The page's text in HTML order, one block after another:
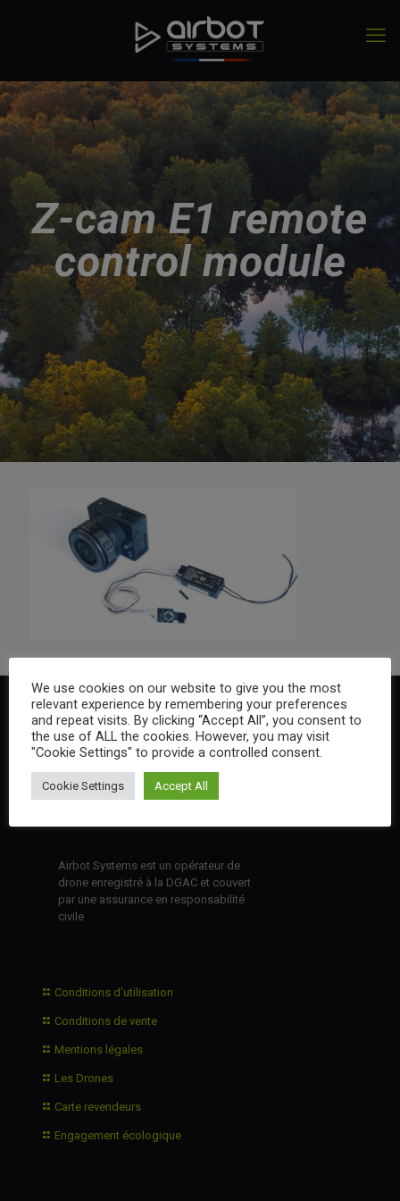
Z-cam E1 remote
control module
Airbot Systems est un opérateur de
drone enregistré à la DGAC et couvert
par une assurance en responsabilité
civile
Conditions d'utilisation
Conditions de vente
Mentions légales
Les Drones
Carte revendeurs
Engagement écologique
We use cookies on our website to give you the most
relevant experience by remembering your preferences
and repeat visits. By clicking “Accept All”, you consent to
the use of ALL the cookies. However, you may visit
"Cookie Settings" to provide a controlled consent.
Cookie Settings Accept All